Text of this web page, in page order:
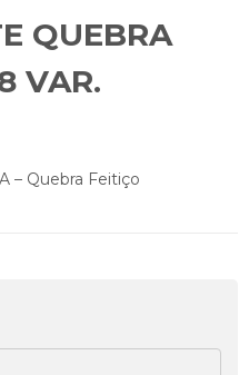
QUEBRA
VAR.
– Quebra Feitiço